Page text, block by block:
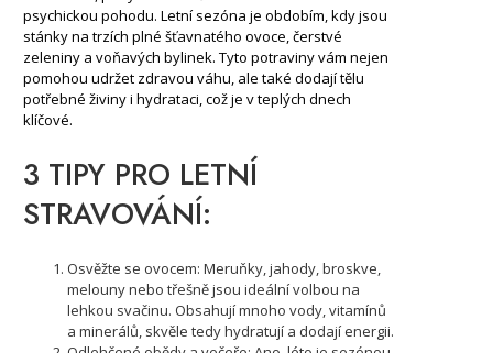
psychickou pohodu. Letní sezóna je obdobím, kdy jsou
stánky na trzích plné šťavnatého ovoce, čerstvé
zeleniny a voňavých bylinek. Tyto potraviny vám nejen
pomohou udržet zdravou váhu, ale také dodají tělu
potřebné živiny i hydrataci, což je v teplých dnech
klíčové.
3 TIPY PRO LETNÍ
STRAVOVÁNÍ:
Osvěžte se ovocem: Meruňky, jahody, broskve,
melouny nebo třešně jsou ideální volbou na
lehkou svačinu. Obsahují mnoho vody, vitamínů
a minerálů, skvěle tedy hydratují a dodají energii.